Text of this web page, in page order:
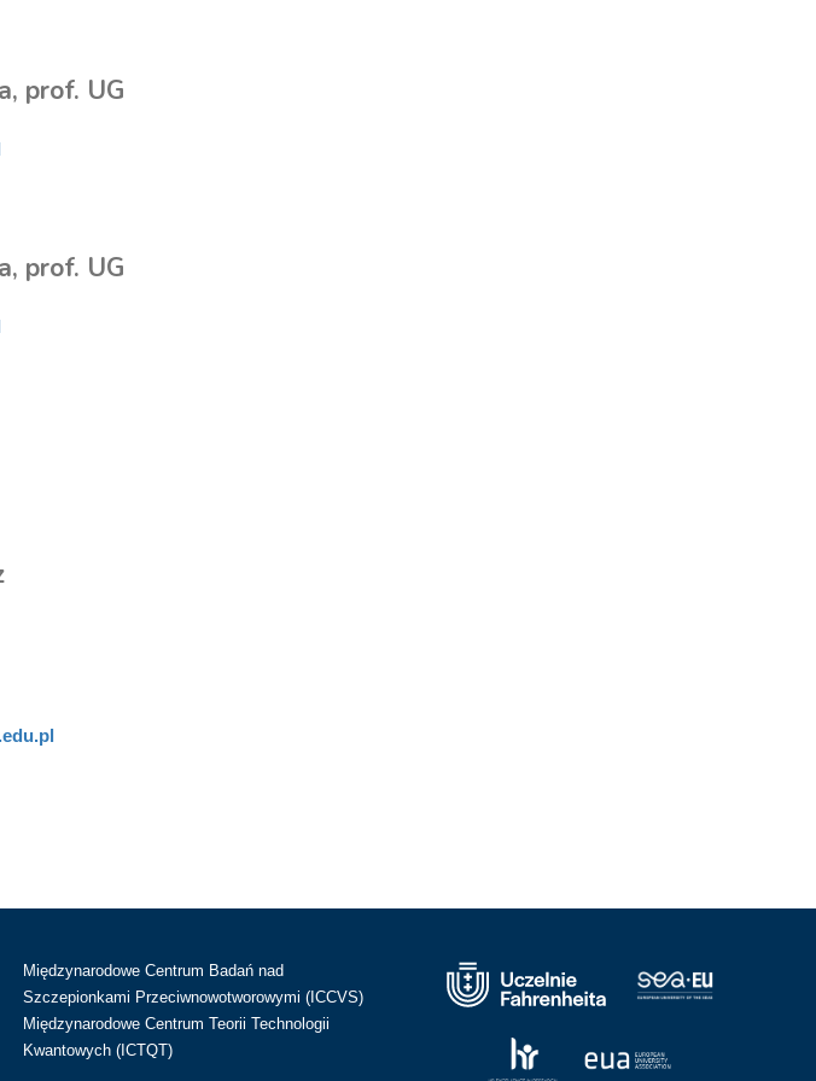
prof. UG
prof. UG
Międzynarodowe Centrum Badań nad
Szczepionkami Przeciwnowotworowymi (ICCVS)
Międzynarodowe Centrum Teorii Technologii
Kwantowych (ICTQT)